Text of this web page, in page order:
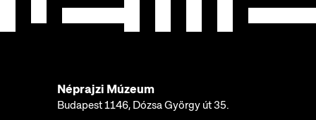
Néprajzi Múzeum
Budapest 1146, Dózsa György út 35.